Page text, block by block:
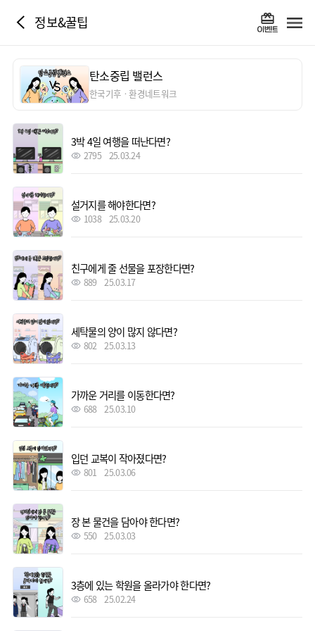
정보&꿀팁
탄소중립 밸런스
한국기후ㆍ환경네트워크
3박 4일 여행을 떠난다면?
2795 25.03.24
설거지를 해야한다면?
1038 25.03.20
친구에게 줄 선물을 포장한다면?
889 25.03.17
세탁물의 양이 많지 않다면?
802 25.03.13
가까운 거리를 이동한다면?
688 25.03.10
입던 교복이 작아졌다면?
801 25.03.06
장 본 물건을 담아야 한다면?
550 25.03.03
3층에 있는 학원을 올라가야 한다면?
658 25.02.24